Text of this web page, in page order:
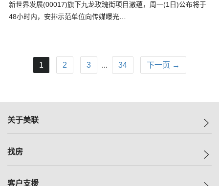
新世界发展(00017)旗下九龙玫瑰街项目滶蕴，周一(1日)公布将于
48小时内，安排示范单位向传媒曝光…
1 2 3 ... 34 下一页 →
关于美联
美联集团
找房
一手新房
客户支援